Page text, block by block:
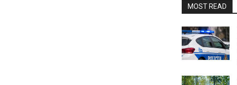
MOST READ